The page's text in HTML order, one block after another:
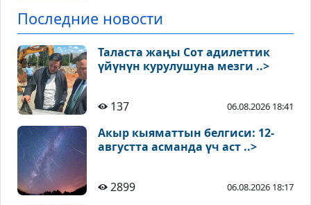
Последние новости
Таласта жаңы Сот адилеттик
үйүнүн курулушуна мезги ..>
137 06.08.2026 18:41
Акыр кыяматтын белгиси: 12-
августта асманда үч аст ..>
2899 06.08.2026 18:17